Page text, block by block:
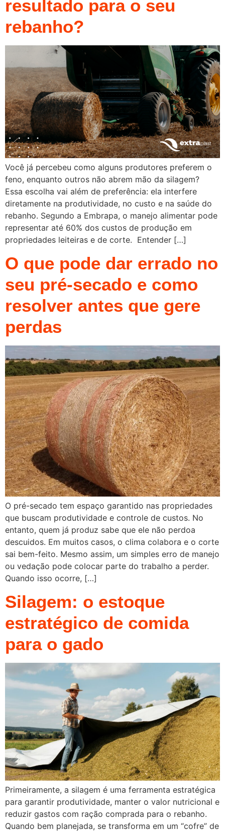
resultado para o seu
rebanho?
Você já percebeu como alguns produtores preferem o
feno, enquanto outros não abrem mão da silagem?
Essa escolha vai além de preferência: ela interfere
diretamente na produtividade, no custo e na saúde do
rebanho. Segundo a Embrapa, o manejo alimentar pode
representar até 60% dos custos de produção em
propriedades leiteiras e de corte. Entender […]
O que pode dar errado no
seu pré-secado e como
resolver antes que gere
perdas
O pré-secado tem espaço garantido nas propriedades
que buscam produtividade e controle de custos. No
entanto, quem já produz sabe que ele não perdoa
descuidos. Em muitos casos, o clima colabora e o corte
sai bem-feito. Mesmo assim, um simples erro de manejo
ou vedação pode colocar parte do trabalho a perder.
Quando isso ocorre, […]
Silagem: o estoque
estratégico de comida
para o gado
Primeiramente, a silagem é uma ferramenta estratégica
para garantir produtividade, manter o valor nutricional e
reduzir gastos com ração comprada para o rebanho.
Quando bem planejada, se transforma em um “cofre” de